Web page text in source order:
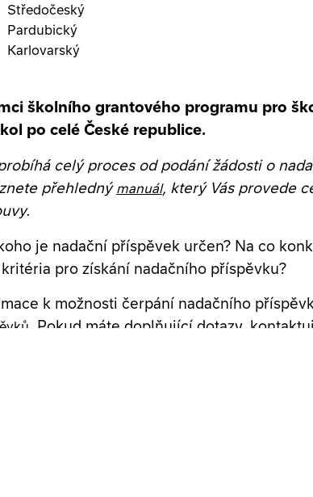
Středočeský
Pardubický
Karlovarský
školního grantového programu pro
po celé České republice.
celý proces od podání žádosti o
přehledný manuál, který Vás provede
je nadační příspěvek určen? Na co
pro získání nadačního příspěvku?
k možnosti čerpání nadačního
. Pokud máte doplňující dotazy,